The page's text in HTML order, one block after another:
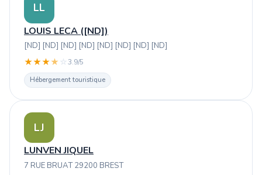
LL
LOUIS LECA ([ND])
[ND] [ND] [ND] [ND] [ND] [ND] [ND] [ND]
★★★★ ☆3.9/5
Hébergement touristique
LJ
LUNVEN JIQUEL
7 RUE BRUAT 29200 BREST